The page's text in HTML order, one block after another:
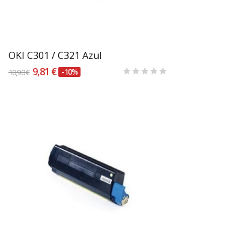
OKI C301 / C321 Azul
10,90 € 9,81 € -10%